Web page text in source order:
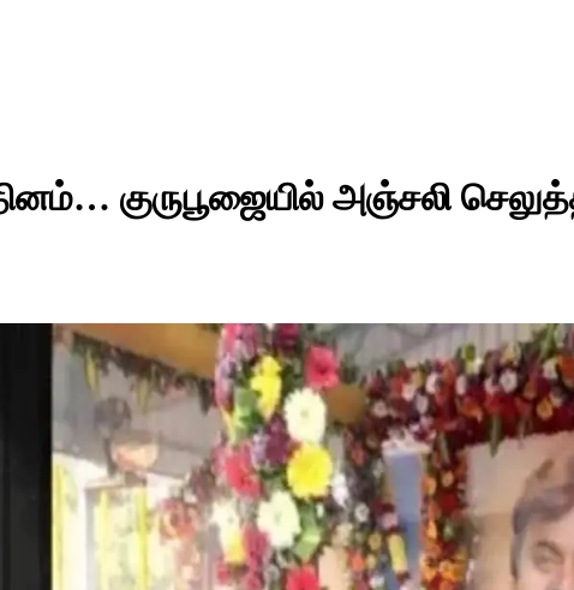
குருபூஜையில் அஞ்சலி